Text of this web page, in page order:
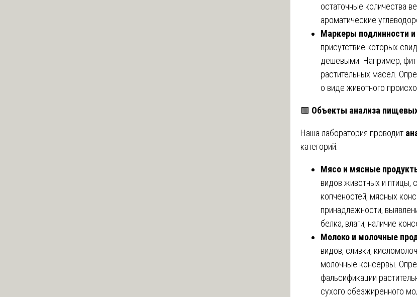
остаточные количества
ароматические
Маркеры подлинности
присутствие которых
дешевыми. Например,
растительных масел.
о виде животного
🟩 Объекты анализа
Наша лаборатория проводит
категорий.
Мясо и мясные
видов животных и птицы,
копченостей, мясных
принадлежности,
белка, влаги, наличие
Молоко и молочные
видов, сливки,
молочные консервы.
фальсификации
сухого обезжиренного